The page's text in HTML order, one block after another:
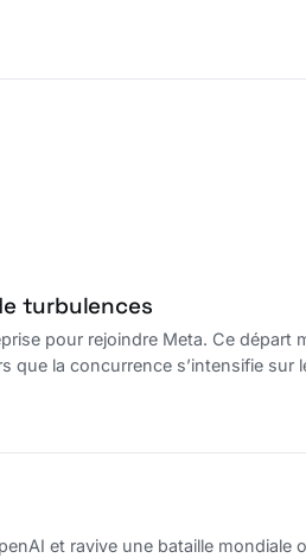
turbulences
pour rejoindre Meta. Ce
la concurrence s’intensifie sur
et ravive une bataille mondiale